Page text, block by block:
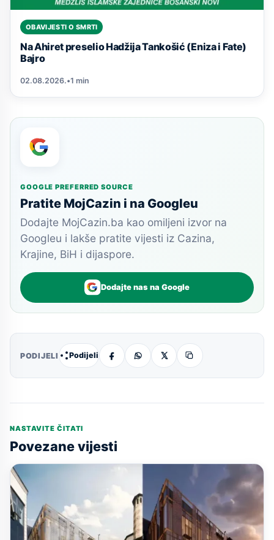
OBAVIJESTI O SMRTI
Na Ahiret preselio Hadžija Tankošić (Eniza i Fate)
Bajro
02.08.2026.•1 min
GOOGLE PREFERRED SOURCE
Pratite MojCazin i na Googleu
Dodajte MojCazin.ba kao omiljeni izvor na
Googleu i lakše pratite vijesti iz Cazina,
Krajine, BiH i dijaspore.
Dodajte nas na Google
PODIJELI Podijeli
NASTAVITE ČITATI
Povezane vijesti